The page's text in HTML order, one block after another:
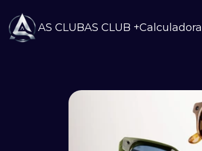
AS CLUBAS CLUB +Calculadora